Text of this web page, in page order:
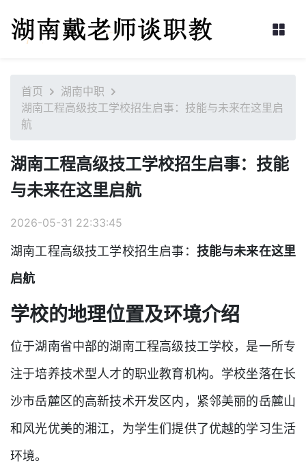
首页
湖南中职
湖南工程高级技工学校招生启事：技能与未来在这里启
航
湖南工程高级技工学校招生启事：技能
与未来在这里启航
2026-05-31 22:33:45
湖南工程高级技工学校招生启事： 技能与未来在这里
启航
学校的地理位置及环境介绍
位于湖南省中部的湖南工程高级技工学校，是一所专
注于培养技术型人才的职业教育机构。学校坐落在长
沙市岳麓区的高新技术开发区内，紧邻美丽的岳麓山
和风光优美的湘江，为学生们提供了优越的学习生活
环境。